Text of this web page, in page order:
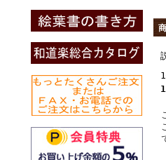
1